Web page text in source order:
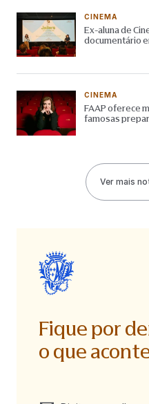
CINEMA
Ex-aluna de
documentário
CINEMA
FAAP oferece
famosas
Ver mais
Fique por
o que